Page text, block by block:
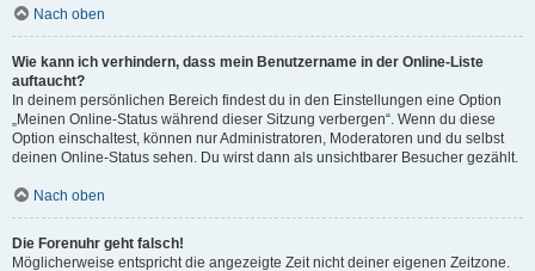
Nach oben
Wie kann ich verhindern, dass mein Benutzername in der Online-Liste
auftaucht?
In deinem persönlichen Bereich findest du in den Einstellungen eine Option
„Meinen Online-Status während dieser Sitzung verbergen“. Wenn du diese
Option einschaltest, können nur Administratoren, Moderatoren und du selbst
deinen Online-Status sehen. Du wirst dann als unsichtbarer Besucher gezählt.
Nach oben
Die Forenuhr geht falsch!
Möglicherweise entspricht die angezeigte Zeit nicht deiner eigenen Zeitzone.